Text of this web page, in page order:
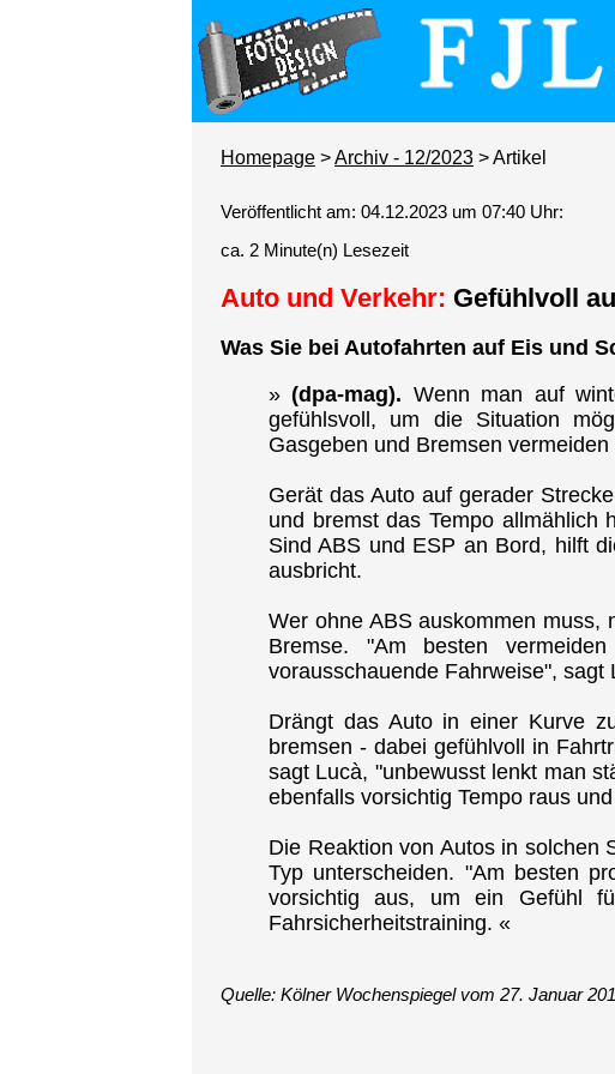
Homepage >Archiv - 12/2023 > Artikel
Veröffentlicht am: 04.12.2023 um 07:40 Uhr:
ca. 2 Minute(n) Lesezeit
Auto und Verkehr: Gefühlvoll
Was Sie bei Autofahrten auf Eis und
» (dpa-mag). Wenn man auf
gefühlsvoll, um die Situation
Gasgeben und Bremsen
Gerät das Auto auf gerader
und bremst das Tempo allmählich
Sind ABS und ESP an Bord, hilft
ausbricht.
Wer ohne ABS auskommen muss,
Bremse. "Am besten
vorausschauende Fahrweise", sagt
Drängt das Auto in einer Kurve
bremsen - dabei gefühlvoll in
sagt Lucà, "unbewusst lenkt man
ebenfalls vorsichtig Tempo raus
Die Reaktion von Autos in solchen
Typ unterscheiden. "Am besten
vorsichtig aus, um ein Gefühl
Fahrsicherheitstraining. «
Quelle: Kölner Wochenspiegel vom 27. Januar